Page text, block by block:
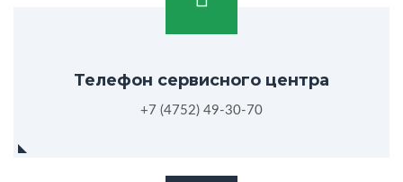
Телефон сервисного центра
+7 (4752) 49-30-70